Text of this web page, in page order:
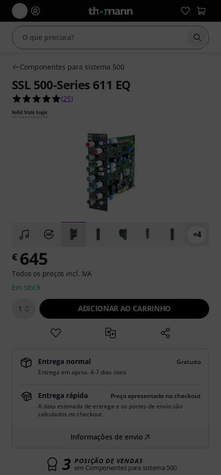
Iniciar
Componentes para sistema 500
SSL 500-Series 611 EQ
4.9 de 5 estrelas de 25 avaliações de clientes
(25)
+4
€ 645
Todos os preços incl. IVA
Em stock
1 ADICIONAR AO CARRINHO
Entrega normal
Gratuito
Entrega em aprox. 4-7 dias úteis
Entrega rápida
Preço apresentado no checkout
A data estimada de entrega e os portes de envio são
calculados no checkout.
Informações de envio
3 POSIÇÃO DE VENDAS
em Componentes para sistema 500